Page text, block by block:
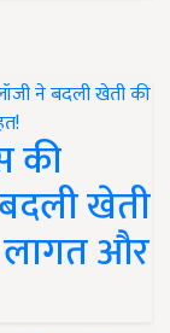
की
खेती
लागत और